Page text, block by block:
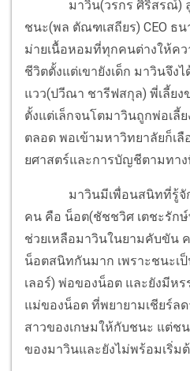
มาวิน(วรกร ศิริสรณ์) ลูก
ชนะ(พล ตัณฑเสถียร) CEO ธ
ม่ายเนื้อหอมที่ทุกคนต่างให้ค
ชีวิตตั้งแต่เขายังเด็ก มาวินจึง
แวว(ปวีณา ชารีฟสกุล) พี่เลี้ย
ตั้งแต่เล็กจนโตมาวินถูกพ่อเลี้
ตลอด พอเข้ามหาวิทยาลัยก็เ
ยศาสตร์และการบัญชีตามทา
มาวินมีเพื่อนสนิทที่รู้จั
คน คือ น็อต(ชัชชวิศ เตชะรัก
ช่วยเหลือมาวินในยามคับขัน
น็อตสนิทกันมาก เพราะชนะเ
เลอร์) พ่อของน็อต และยังมีห
แม่ของน็อต ที่พยายามเชียร์ล
สาวของเกษมให้กับชนะ แต่ชน
ของมาวินและยังไม่พร้อมเริ่ม